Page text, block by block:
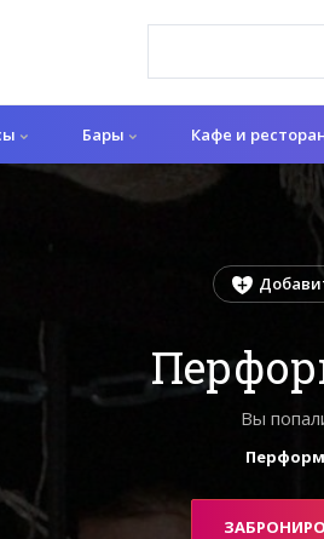
Бары Кафе и
Вы